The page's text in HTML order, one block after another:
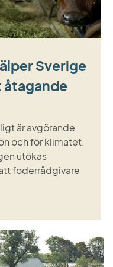
Sverige
är avgörande
och för klimatet.
utökas
foderrådgivare